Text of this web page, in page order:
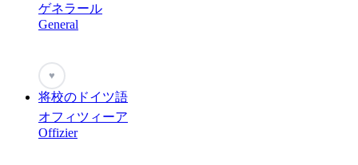
ゲネラール
General
♥
将校のドイツ語
オフィツィーア
Offizier